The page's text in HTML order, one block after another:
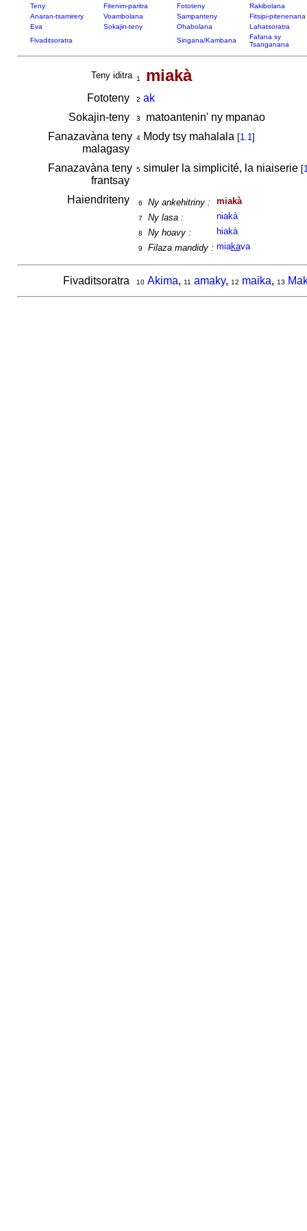
Teny Fitenim-paritra Fototeny
Rakibolana
Anaran-tsamirery
Voambolana Sampanteny
Fitsipi-pitenenana
Eva
Sokajin-teny Ohabolana
Lahatsoratra
Fivaditsoratra
Singana/Kambana
Fafana sy
Tsanganana
Teny iditra 1 miakà
Fototeny 2 ak
Sokajin-teny
3
matoantenin' ny mpanao
Fanazavàna teny
malagasy
4Mody tsy mahalala [1.1]
Fanazavàna teny
frantsay
5simuler la simplicité, la niaiserie [
Haiendriteny 6 Ny ankehitriny : miakà
7 Ny lasa : niakà
8 Ny hoavy : hiakà
9 Filaza mandidy : miakava
Fivaditsoratra 10 Akima, 11 amaky, 12 maika, 13